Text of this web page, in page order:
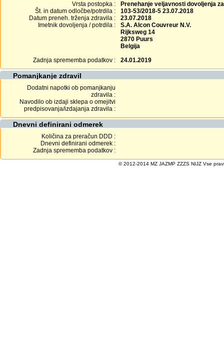
Vrsta postopka :
Prenehanje veljavnosti dovoljenja
Št. in datum odločbe/potrdila :
103-53/2018-5 23.07.2018
Datum preneh. trženja zdravila :
23.07.2018
Imetnik dovoljenja / potrdila :
S.A. Alcon Couvreur N.V.
Rijksweg 14
2870 Puurs
Belgija
Zadnja sprememba podatkov :
24.01.2019
Pomanjkanje zdravil
Dodatni napotki ob pomanjkanju
zdravila :
Navodilo ob izdaji sklepa o omejitvi
predpisovanja/izdajanja zdravila :
Dnevni definirani odmerek
Količina za preračun DDD :
Dnevni definirani odmerek :
Zadnja sprememba podatkov :
© 2012-2014 MZ JAZMP ZZZS NIJZ Vse